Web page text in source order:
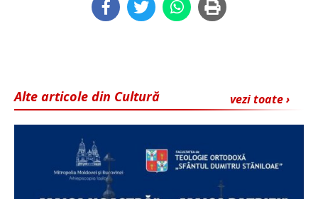
vezi toate ›
Alte articole din Cultură